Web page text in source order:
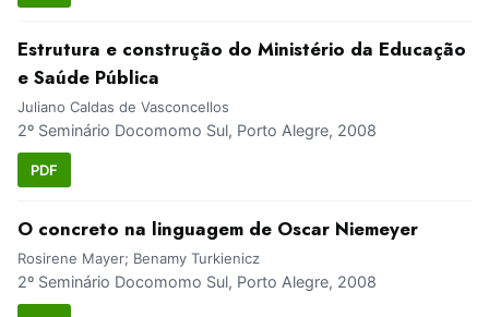
Estrutura e construção do Ministério da Educação
e Saúde Pública
Juliano Caldas de Vasconcellos
2º Seminário Docomomo Sul, Porto Alegre, 2008
PDF
O concreto na linguagem de Oscar Niemeyer
Rosirene Mayer; Benamy Turkienicz
2º Seminário Docomomo Sul, Porto Alegre, 2008